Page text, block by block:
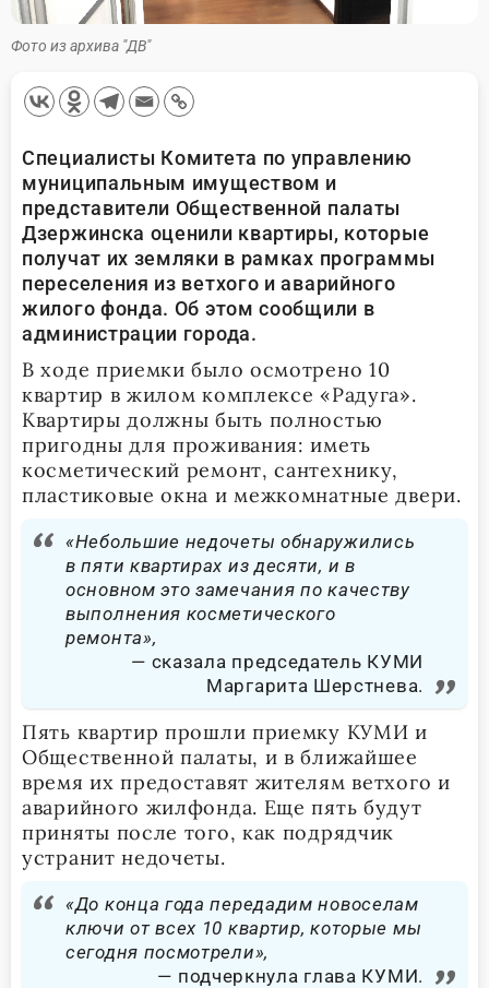
Фото из архива "ДВ"
Специалисты Комитета по управлению
муниципальным имуществом и
представители Общественной палаты
Дзержинска оценили квартиры, которые
получат их земляки в рамках программы
переселения из ветхого и аварийного
жилого фонда. Об этом сообщили в
администрации города.
В ходе приемки было осмотрено 10
квартир в жилом комплексе «Радуга».
Квартиры должны быть полностью
пригодны для проживания: иметь
косметический ремонт, сантехнику,
пластиковые окна и межкомнатные двери.
«Небольшие недочеты обнаружились
в пяти квартирах из десяти, и в
основном это замечания по качеству
выполнения косметического
ремонта»,
сказала председатель КУМИ
Маргарита Шерстнева.
Пять квартир прошли приемку КУМИ и
Общественной палаты, и в ближайшее
время их предоставят жителям ветхого и
аварийного жилфонда. Еще пять будут
приняты после того, как подрядчик
устранит недочеты.
«До конца года передадим новоселам
ключи от всех 10 квартир, которые мы
сегодня посмотрели»,
подчеркнула глава КУМИ.